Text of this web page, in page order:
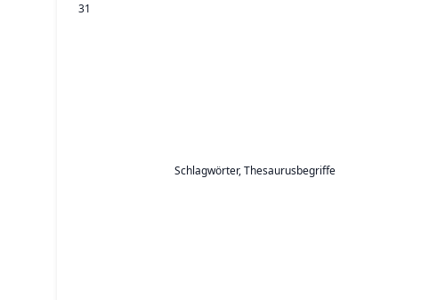
31
Schlagwörter, Thesaurusbegriffe